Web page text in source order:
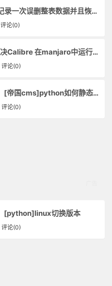
[mysql]记录一次误删整表数据并且恢复的操作
评论(0)
[linux]解决Calibre 在manjaro中运行不了
评论(0)
[帝国cms]python如何静态化tags
评论(0)
[python]linux切换版本
评论(0)